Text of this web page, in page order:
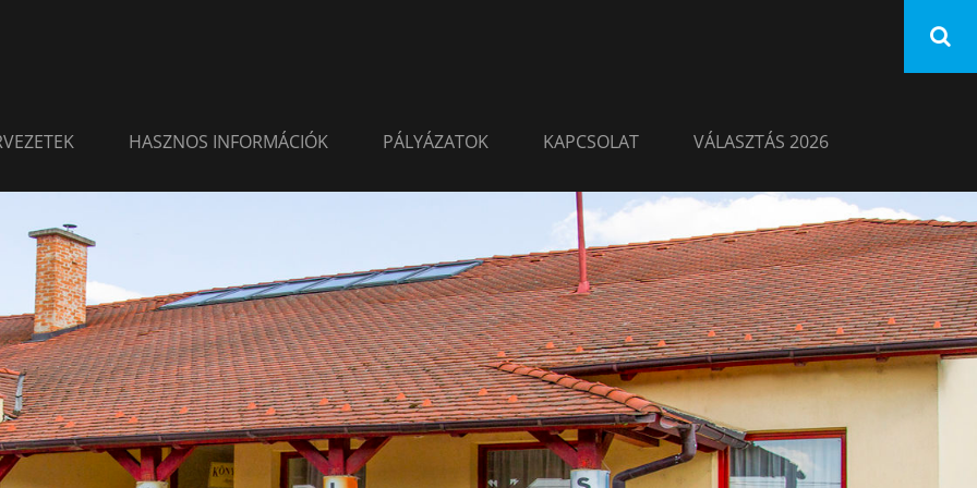
HASZNOS INFORMÁCIÓK PÁLYÁZATOK KAPCSOLAT VÁLASZTÁS 2026